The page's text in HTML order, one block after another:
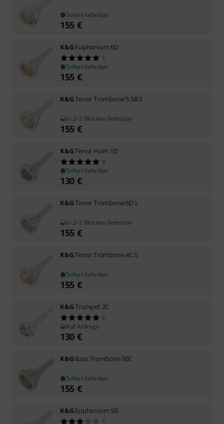
Sofort lieferbar
155 €
K&GEuphonium 6D
1
Sofort lieferbar
155 €
K&GTenor Trombone 5.5B S
In 2–3 Wochen lieferbar
155 €
K&GTenor Horn 1D
4
Sofort lieferbar
130 €
K&GTenor Trombone 6D L
In 2–3 Wochen lieferbar
155 €
K&GTenor Trombone 4C S
Sofort lieferbar
155 €
K&GTrumpet 2C
2
Auf Anfrage
130 €
K&GBass Trombone 00E
Sofort lieferbar
155 €
K&GEuphonium 5D
1